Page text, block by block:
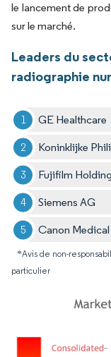
le lancement de
sur le marché.
Leaders du
radiographie
GE Healthcare
Koninklijke
Fujifilm
Siemens AG
Canon Medical
*Avis de non-
particulier